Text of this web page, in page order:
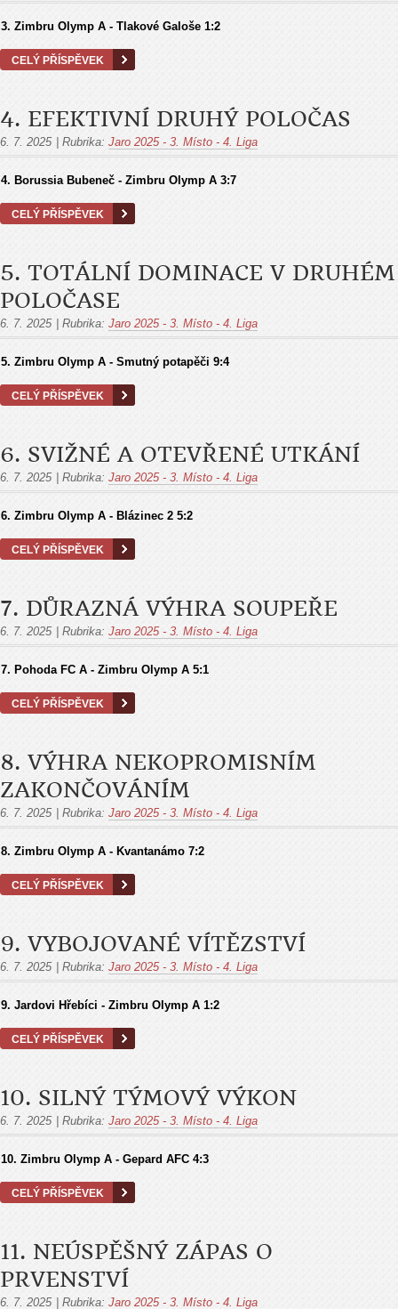
3. Zimbru Olymp A - Tlakové Galoše 1:2
CELÝ PŘÍSPĚVEK
4. EFEKTIVNÍ DRUHÝ POLOČAS
6. 7. 2025 Rubrika: Jaro 2025 - 3. Místo - 4. Liga
4. Borussia Bubeneč - Zimbru Olymp A 3:7
CELÝ PŘÍSPĚVEK
5. TOTÁLNÍ DOMINACE V DRUHÉM
POLOČASE
6. 7. 2025 Rubrika: Jaro 2025 - 3. Místo - 4. Liga
5. Zimbru Olymp A - Smutný potapěči 9:4
CELÝ PŘÍSPĚVEK
6. SVIŽNÉ A OTEVŘENÉ UTKÁNÍ
6. 7. 2025 Rubrika: Jaro 2025 - 3. Místo - 4. Liga
6. Zimbru Olymp A - Blázinec 2 5:2
CELÝ PŘÍSPĚVEK
7. DŮRAZNÁ VÝHRA SOUPEŘE
6. 7. 2025 Rubrika: Jaro 2025 - 3. Místo - 4. Liga
7. Pohoda FC A - Zimbru Olymp A 5:1
CELÝ PŘÍSPĚVEK
8. VÝHRA NEKOPROMISNÍM
ZAKONČOVÁNÍM
6. 7. 2025 Rubrika: Jaro 2025 - 3. Místo - 4. Liga
8. Zimbru Olymp A - Kvantanámo 7:2
CELÝ PŘÍSPĚVEK
9. VYBOJOVANÉ VÍTĚZSTVÍ
6. 7. 2025 Rubrika: Jaro 2025 - 3. Místo - 4. Liga
9. Jardovi Hřebíci - Zimbru Olymp A 1:2
CELÝ PŘÍSPĚVEK
10. SILNÝ TÝMOVÝ VÝKON
6. 7. 2025 Rubrika: Jaro 2025 - 3. Místo - 4. Liga
10. Zimbru Olymp A - Gepard AFC 4:3
CELÝ PŘÍSPĚVEK
11. NEÚSPĚŠNÝ ZÁPAS O
PRVENSTVÍ
6. 7. 2025 Rubrika: Jaro 2025 - 3. Místo - 4. Liga